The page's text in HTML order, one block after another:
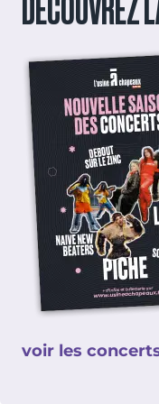
DÉCOUVREZ
voir les